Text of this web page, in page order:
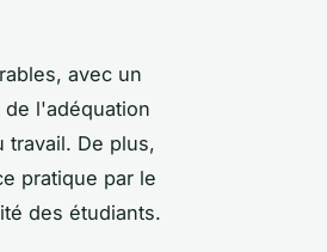
avec un
l'adéquation
travail. De plus,
pratique par le
des étudiants.